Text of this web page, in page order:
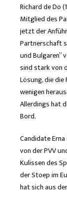
Richard de Do
Mitglied des
jetzt der
Partnerschaft
und Bulgaren”
sind stark von
Lösung, die
wenigen
Allerdings hat
Bord.
Candidate
von der PVV
Kulissen des
der Stoep im
hat sich aus